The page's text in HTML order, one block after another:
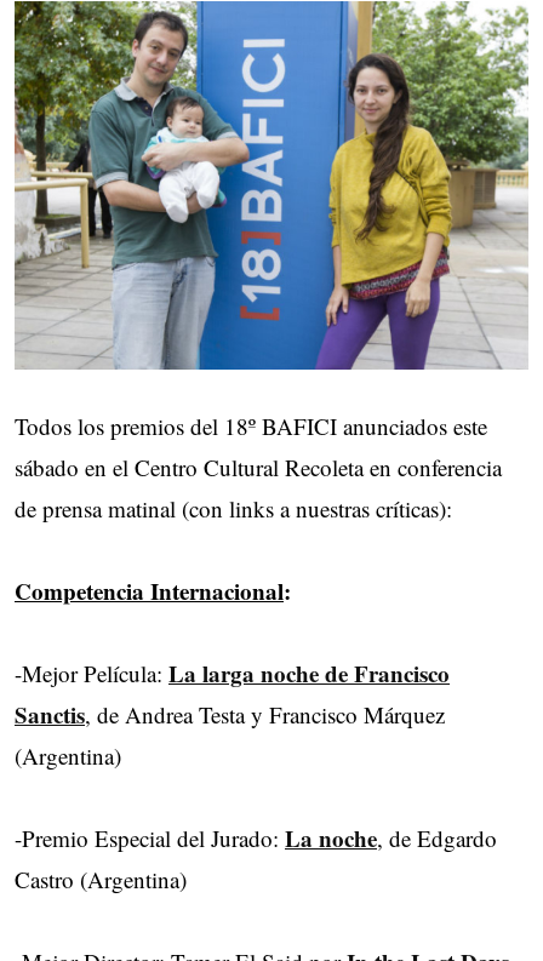
Todos los premios del 18º BAFICI anunciados este
sábado en el Centro Cultural Recoleta en conferencia
de prensa matinal (con links a nuestras críticas):
Competencia Internacional:
-Mejor Película: La larga noche de Francisco
Sanctis, de Andrea Testa y Francisco Márquez
(Argentina)
-Premio Especial del Jurado: La noche, de Edgardo
Castro (Argentina)